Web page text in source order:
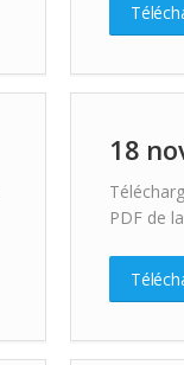
18
PDF de